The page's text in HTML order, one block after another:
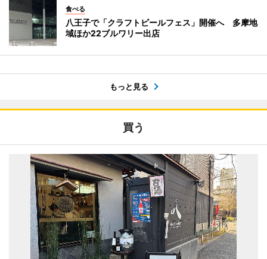
食べる
八王子で「クラフトビールフェス」開催へ 多摩地
域ほか22ブルワリー出店
もっと見る
買う